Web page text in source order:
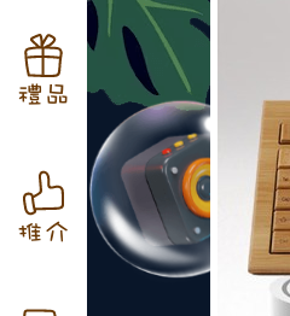
禮品
推介